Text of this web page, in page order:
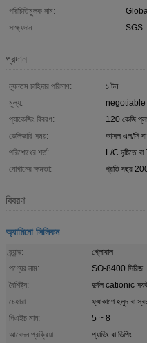
পরিচিতিমুলক নাম:
সাক্ষ্যদান:
SGS
প্রদান
ন্যূনতম চাহিদার পরিমাণ:
১ টন
মূল্য:
negotiable
প্যাকেজিং বিবরণ:
120 কেজি
ডেলিভারি সময়:
আসল এল/সি বা
পরিশোধের শর্ত:
L/C দৃষ্টিতে
যোগানের ক্ষমতা:
প্রতি বছর
বিবরণ
অ্যামিনো সিলিকন
ব্র্যান্ড:
গ্লোবাল
পণ্যের নাম:
SO-8400 সিরিজ
বৈশিষ্ট্য:
দুর্বল cationic
চেহারা:
ফ্যাকাশে হলুদ বা
পিএইচ মান:
5 ~ 8
আবেদন প্রক্রিয়া:
প্যাডিং বা ডিপিং